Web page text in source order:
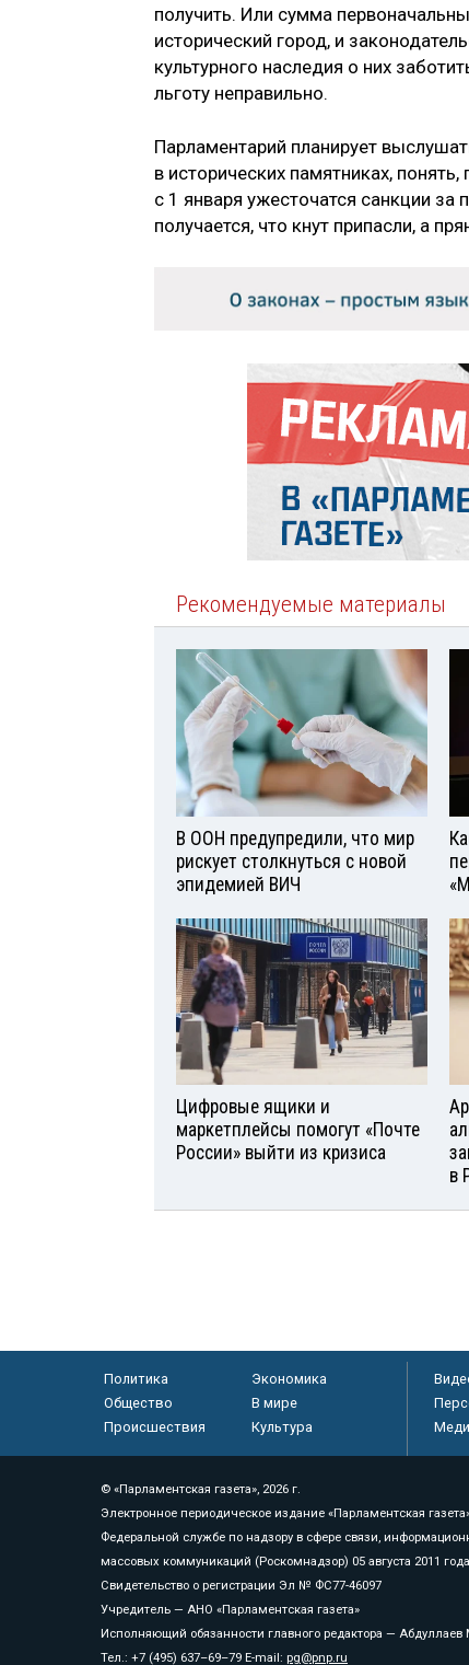
получить. Или сумма
исторический город, и
культурного наследия о них
льготу неправильно.
Парламентарий планирует
в исторических памятниках,
с 1 января ужесточатся санкции за
получается, что кнут припасли, а
Рекомендуемые материалы
В ООН предупредили, что мир
рискует столкнуться с новой
эпидемией ВИЧ
Цифровые ящики и
маркетплейсы помогут «Почте
России» выйти из кризиса
в
Политика
Экономика
Общество
В мире
Происшествия
Культура
© «Парламентская газета», 2026 г.
Электронное периодическое издание «Парламентская
Федеральной службе по надзору в сфере связи,
массовых коммуникаций (Роскомнадзор) 05 августа 2011
Свидетельство о регистрации Эл № ФС77-46097
Учредитель — АНО «Парламентская газета»
Исполняющий обязанности главного редактора — Абдуллаев
Тел.: +7 (495) 637–69–79 E-mail: pg@pnp.ru